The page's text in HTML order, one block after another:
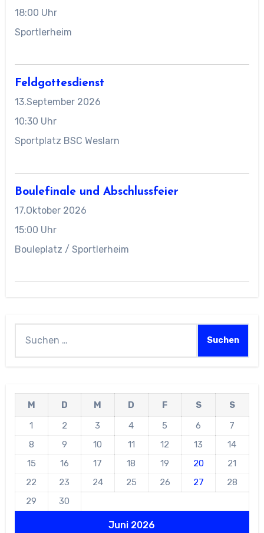
18:00 Uhr
Sportlerheim
Feldgottesdienst
13.September 2026
10:30 Uhr
Sportplatz BSC Weslarn
Boulefinale und Abschlussfeier
17.Oktober 2026
15:00 Uhr
Bouleplatz / Sportlerheim
nach:
Juni 2026
M D M D F S
S
1
2 3 4 5 6
7
8
9 10 11 12 13
14
15
16 17 18 19 20
21
22
23 24 25 26 27
28
29
30